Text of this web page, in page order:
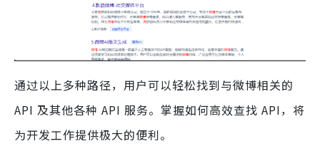
通过以上多种路径，用户可以轻松找到与微博相关的
API 及其他各种 API 服务。掌握如何高效查找 API，将
为开发工作提供极大的便利。